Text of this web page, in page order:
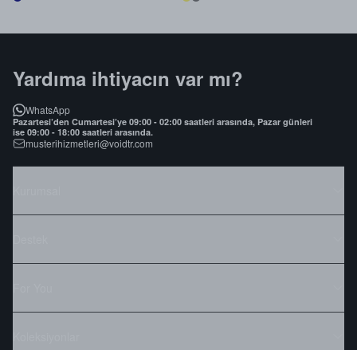
Yardıma ihtiyacın var mı?
WhatsApp
Pazartesi’den Cumartesi’ye 09:00 - 02:00 saatleri arasında, Pazar günleri
ise 09:00 - 18:00 saatleri arasında.
musterihizmetleri@voidtr.com